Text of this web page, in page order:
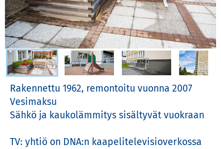
Valitse kuva
Rakennettu 1962, remontoitu vuonna 2007
Vesimaksu
Sähkö ja kaukolämmitys sisältyvät vuokraan
TV: yhtiö on DNA:n kaapelitelevisioverkossa